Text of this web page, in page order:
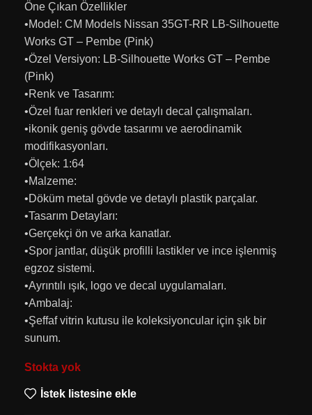
Öne Çıkan Özellikler
•Model: CM Models Nissan 35GT-RR LB-Silhouette
Works GT – Pembe (Pink)
•Özel Versiyon: LB-Silhouette Works GT – Pembe
(Pink)
•Renk ve Tasarım:
•Özel fuar renkleri ve detaylı decal çalışmaları.
•ikonik geniş gövde tasarımı ve aerodinamik
modifikasyonları.
•Ölçek: 1:64
•Malzeme:
•Döküm metal gövde ve detaylı plastik parçalar.
•Tasarım Detayları:
•Gerçekçi ön ve arka kanatlar.
•Spor jantlar, düşük profilli lastikler ve ince işlenmiş
egzoz sistemi.
•Ayrıntılı ışık, logo ve decal uygulamaları.
•Ambalaj:
•Şeffaf vitrin kutusu ile koleksiyoncular için şık bir
sunum.
Stokta yok
İstek listesine ekle